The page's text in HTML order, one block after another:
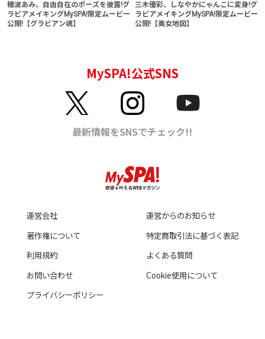
穂波あみ、自由自在のポーズを披露!グ
ラビアメイキングMySPA!限定ムービー
公開!【グラビアン魂】
三木優彩、しなやかにゃんこに変身!グ
ラビアメイキングMySPA!限定ムービー
公開!【美女地図】
運営会社
運営からのお知らせ
著作権について
特定商取引法に基づく表記
利用規約
よくある質問
お問い合わせ
Cookie使用について
プライバシーポリシー